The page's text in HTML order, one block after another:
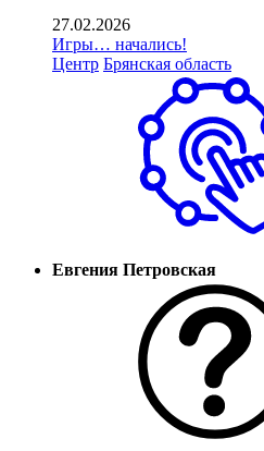
27.02.2026
Игры… начались!
Центр Брянская область
Евгения Петровская